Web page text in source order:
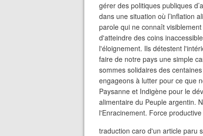
gérer des politiques publiques
dans une situation où l’inflation
parole qui ne connaît
d'atteindre des coins
l'éloignement. Ils détestent
faire de notre pays une simple
sommes solidaires des
engageons à lutter pour ce que
Paysanne et Indigène pour le
alimentaire du Peuple argentin.
l'Enracinement. Force
traduction caro d'un article paru